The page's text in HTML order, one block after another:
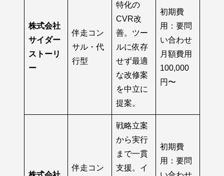
株式会社
サイダー
ストーリ
ー
伴走コン
サル・代
行型
特化の
CVR改
善。ツー
ルに依存
せず最適
な改修案
を中立に
提案。
初期費
用：要問
い合わせ
月額費用
100,000
円〜
伴走コン
戦略立案
から実行
まで一貫
支援。イ
初期費
用：要問